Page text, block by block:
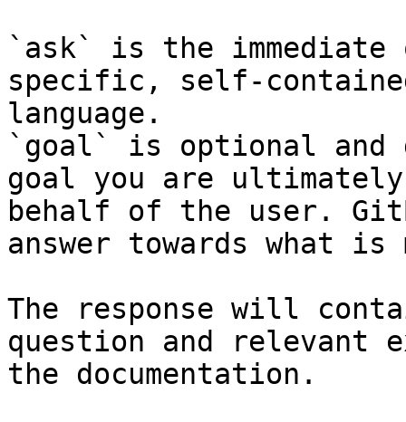
`ask` is the
specific, self-
language.
`goal` is optional and
goal you are
behalf of the user.
answer towards what
The response will
question and relevant
the documentation.